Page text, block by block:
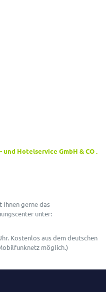
Hotelservice GmbH & CO .
gerne das
unter:
Kostenlos aus dem deutschen
möglich.)